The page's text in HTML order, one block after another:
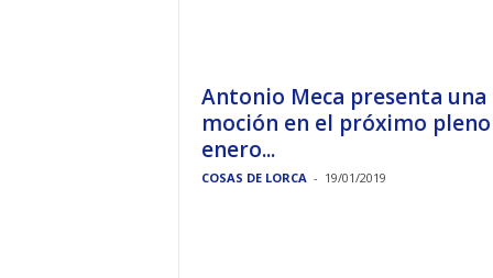
Antonio Meca presenta una
moción en el próximo
enero...
COSAS DE LORCA - 19/01/2019